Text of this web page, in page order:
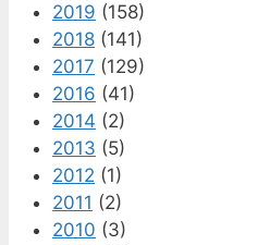
2019 (158)
2018 (141)
2017 (129)
2016 (41)
2014 (2)
2013 (5)
2012 (1)
2011 (2)
2010 (3)